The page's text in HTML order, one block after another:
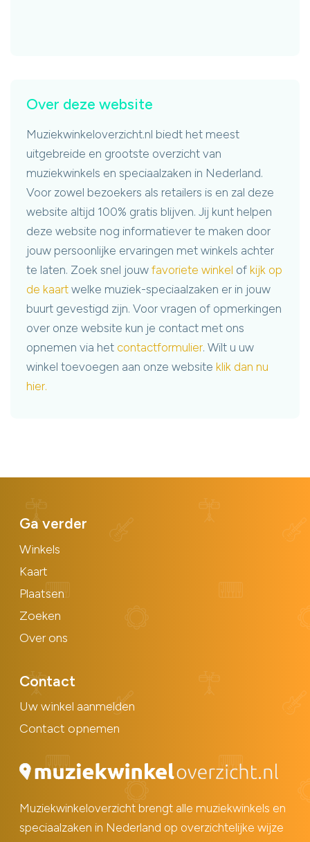
Over deze website
Muziekwinkeloverzicht.nl biedt het meest
uitgebreide en grootste overzicht van
muziekwinkels en speciaalzaken in Nederland.
Voor zowel bezoekers als retailers is en zal deze
website altijd 100% gratis blijven. Jij kunt helpen
deze website nog informatiever te maken door
jouw persoonlijke ervaringen met winkels achter
te laten. Zoek snel jouw favoriete winkel of kijk op
de kaartwelke muziek-speciaalzaken er in jouw
buurt gevestigd zijn. Voor vragen of opmerkingen
over onze website kun je contact met ons
opnemen via het contactformulier. Wilt u uw
winkel toevoegen aan onze website klik dan nu
hier.
Ga verder
Winkels
Kaart
Plaatsen
Zoeken
Over ons
Contact
Uw winkel aanmelden
Contact opnemen
Muziekwinkeloverzicht brengt alle muziekwinkels en
speciaalzaken in Nederland op overzichtelijke wijze